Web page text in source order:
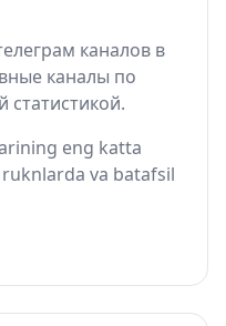
каналов в
каналы по
статистикой.
eng katta
va batafsil